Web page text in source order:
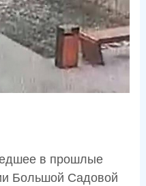
в прошлые
Большой Садовой